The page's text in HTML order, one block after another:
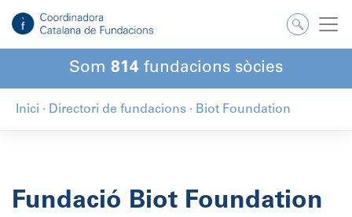
contingut
Som 814 fundacions sòcies
Inici · Directori de fundacions · Biot Foundation
Fundació Biot Foundation